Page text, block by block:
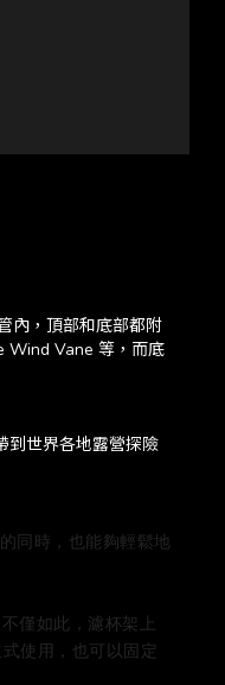
內，頂部和底部都附
Wind Vane 等，而底
到世界各地露營探險
同時，也能夠輕鬆地
僅如此，濾杯架上
使用，也可以固定